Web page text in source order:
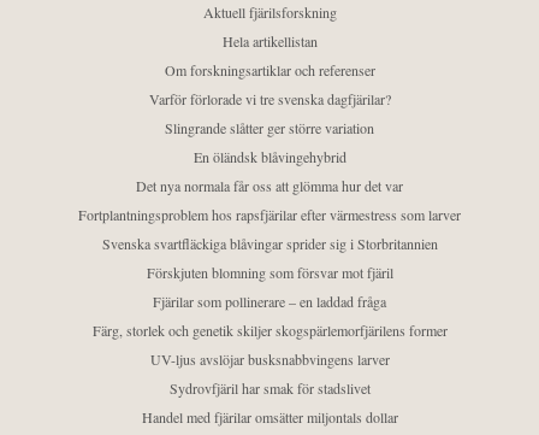
Aktuell fjärilsforskning
Hela artikellistan
Om forskningsartiklar och referenser
Varför förlorade vi tre svenska dagfjärilar?
Slingrande slåtter ger större variation
En öländsk blåvingehybrid
Det nya normala får oss att glömma hur det var
Fortplantningsproblem hos rapsfjärilar efter värmestress som larver
Svenska svartfläckiga blåvingar sprider sig i Storbritannien
Förskjuten blomning som försvar mot fjäril
Fjärilar som pollinerare – en laddad fråga
Färg, storlek och genetik skiljer skogspärlemorfjärilens former
UV-ljus avslöjar busksnabbvingens larver
Sydrovfjäril har smak för stadslivet
Handel med fjärilar omsätter miljontals dollar